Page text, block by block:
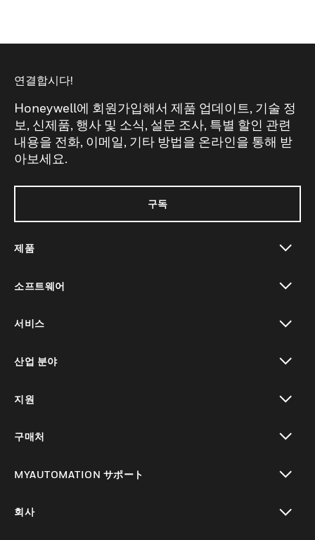
연결합시다!
Honeywell에 회원가입해서 제품 업데이트, 기술 정
보, 신제품, 행사 및 소식, 설문 조사, 특별 할인 관련
내용을 전화, 이메일, 기타 방법을 온라인을 통해 받
아보세요.
구독
제품
소프트웨어
서비스
산업 분야
지원
구매처
MYAUTOMATION サポート
회사